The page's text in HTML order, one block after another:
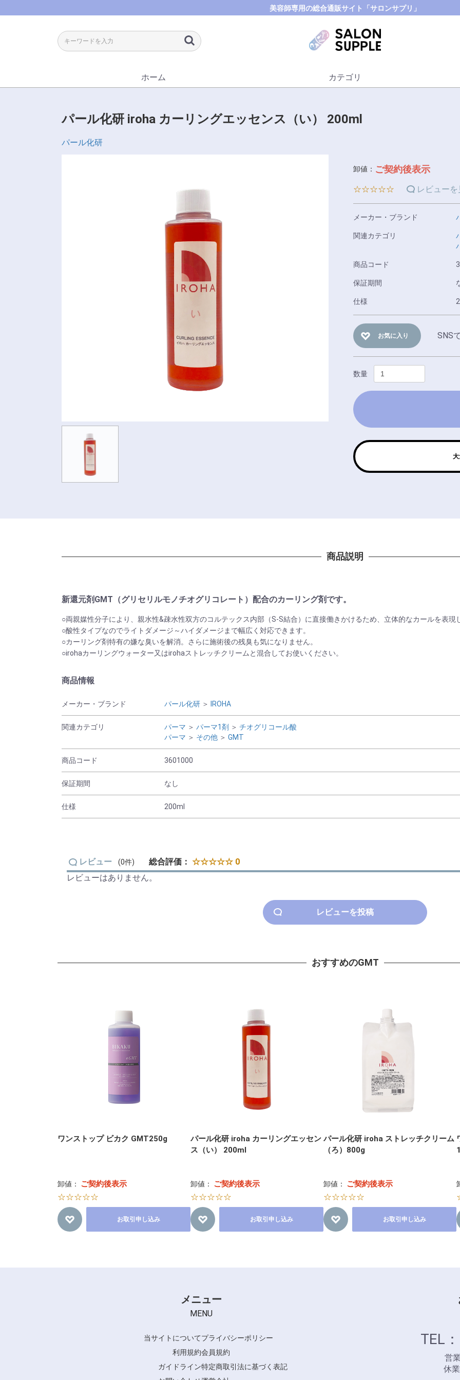
美容師専用の総合通販サイト「サロンサプリ」
ホーム カテゴリ
パール化研 iroha カーリングエッセンス（い） 200ml
パール化研
卸値： ご契約後表示
☆☆☆☆☆ レビュー
メーカー・ブランド
関連カテゴリ
商品コード
保証期間
仕様
お気に入り SNS
数量
商品説明
新還元剤GMT（グリセリルモノチオグリコレート）配合のカーリング剤です。
○両親媒性分子により、親水性&疎水性双方のコルテックス内部（S-S結合）に直接働きかけるため、立体的なカールを表現
○酸性タイプなのでライトダメージ～ハイダメージまで幅広く対応できます。
○カーリング剤特有の嫌な臭いを解消。さらに施術後の残臭も気になりません。
○irohaカーリングウォーター又はirohaストレッチクリームと混合してお使いください。
商品情報
メーカー・ブランド パール化研 ＞ IROHA
関連カテゴリ パーマ ＞ パーマ1剤 ＞ チオグリコール酸
パーマ ＞ その他 ＞ GMT
商品コード 3601000
保証期間 なし
仕様 200ml
レビュー (0件) 総合評価： ☆☆☆☆☆ 0
レビューはありません。
レビューを投稿
おすすめのGMT
ワンストップ ビカク GMT250g
卸値： ご契約後表示
☆☆☆☆☆
お取引申し込み
パール化研 iroha カーリングエッセン
ス（い） 200ml
卸値： ご契約後表示
☆☆☆☆☆
お取引申し込み
パール化研 iroha ストレッチクリーム
（ろ）800g
卸値： ご契約後表示
☆☆☆☆☆
お取引申し込み
メニュー
MENU
当サイトについてプライバシーポリシー
利用規約会員規約
ガイドライン特定商取引法に基づく表記
TEL
営
休